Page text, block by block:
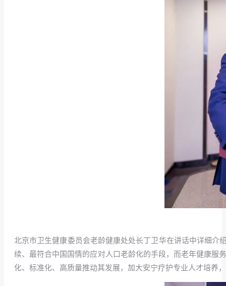
北京市卫生健康委员会老龄健康处处长丁卫华在讲话中详细介
续、最符合中国国情的应对人口老龄化的手段，而老年健康服
化、标准化、高质量推动其发展，加大安宁疗护专业人才培养